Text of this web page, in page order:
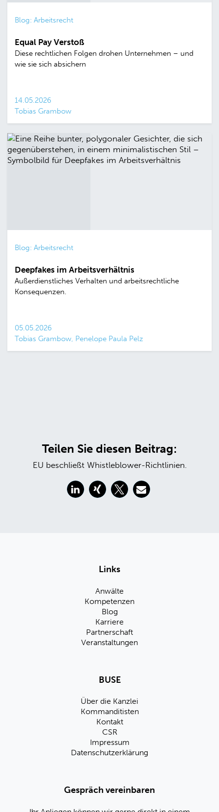
Blog: Arbeitsrecht
Equal Pay Verstoß
Diese rechtlichen Folgen drohen Unternehmen – und
wie sie sich absichern
14.05.2026
Tobias Grambow
Blog: Arbeitsrecht
Deepfakes im Arbeitsverhältnis
Außerdienstliches Verhalten und arbeitsrechtliche
Konsequenzen.
05.05.2026
Tobias Grambow, Penelope Paula Pelz
Teilen Sie diesen Beitrag:
EU beschließt Whistleblower-Richtlinien.
Links
Anwälte
Kompetenzen
Blog
Karriere
Partnerschaft
Veranstaltungen
BUSE
Über die Kanzlei
Kommanditisten
Kontakt
CSR
Impressum
Datenschutzerklärung
Gespräch vereinbaren